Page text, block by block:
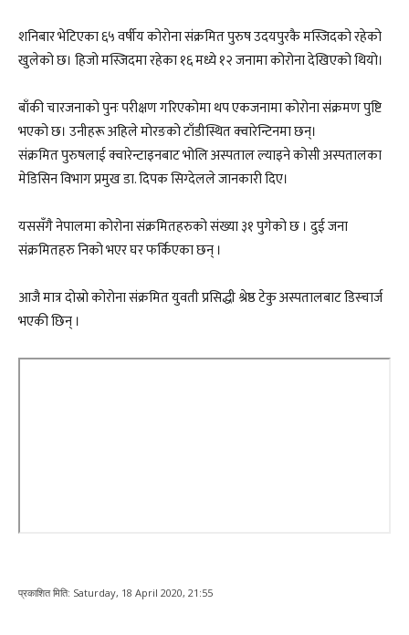
शनिबार भेटिएका ६५ वर्षीय कोरोना संक्रमित पुरुष उदयपुरकै मस्जिदको रहेको
खुलेको छ। हिजो मस्जिदमा रहेका १६ मध्ये १२ जनामा कोरोना देखिएको थियो।
बाँकी चारजनाको पुनः परीक्षण गरिएकोमा थप एकजनामा कोरोना संक्रमण पुष्टि
भएको छ। उनीहरू अहिले मोरङको टाँडीस्थित क्वारेन्टिनमा छन्।
संक्रमित पुरुषलाई क्वारेन्टाइनबाट भोलि अस्पताल ल्याइने कोसी अस्पतालका
मेडिसिन विभाग प्रमुख डा. दिपक सिग्देलले जानकारी दिए।
यससँगै नेपालमा कोरोना संक्रमितहरुको संख्या ३१ पुगेको छ । दुई जना
संक्रमितहरु निको भएर घर फर्किएका छन् ।
आजै मात्र दोस्रो कोरोना संक्रमित युवती प्रसिद्धी श्रेष्ठ टेकु अस्पतालबाट डिस्चार्ज
भएकी छिन् ।
प्रकाशित मिति: Saturday, 18 April 2020, 21:55